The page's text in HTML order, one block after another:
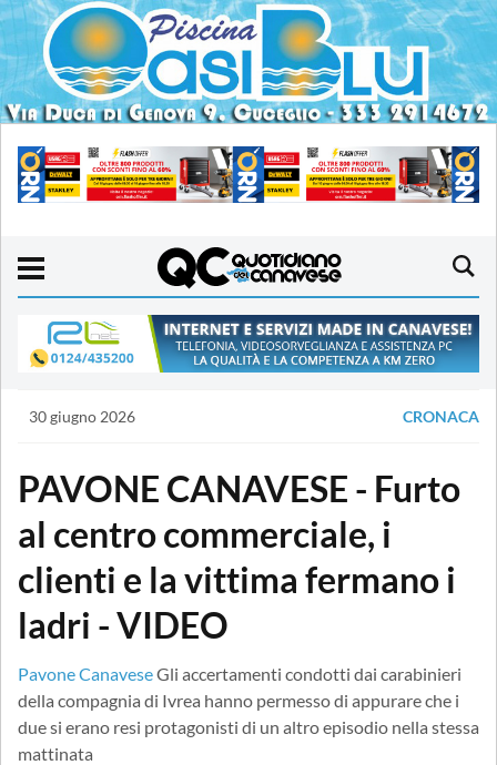
30 giugno 2026 CRONACA
PAVONE CANAVESE - Furto
al centro commerciale, i
clienti e la vittima fermano i
ladri - VIDEO
Pavone CanaveseGli accertamenti condotti dai carabinieri
della compagnia di Ivrea hanno permesso di appurare che i
due si erano resi protagonisti di un altro episodio nella stessa
mattinata